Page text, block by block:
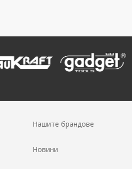
Нашите брандове
Новини